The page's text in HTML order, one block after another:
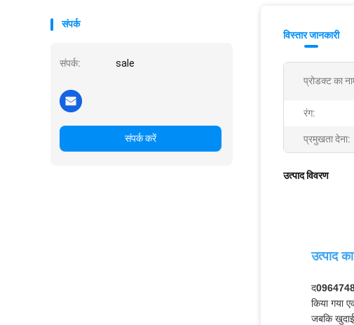
संपर्क
संपर्क: sale
संपर्क करें
विस्तार जानकारी
प्रोडक्ट का
रंग:
प्रमुखता देना:
उत्पाद विवरण
उत्पाद
द
किया गया
जबकि खुदाई